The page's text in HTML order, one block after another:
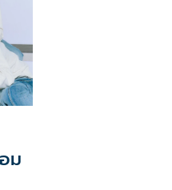
ร
ม